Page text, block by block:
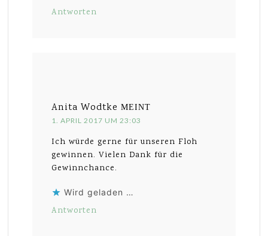
Antworten
Anita Wodtke MEINT
1. APRIL 2017 UM 23:03
Ich würde gerne für unseren Floh
gewinnen. Vielen Dank für die
Gewinnchance.
Wird geladen …
Antworten